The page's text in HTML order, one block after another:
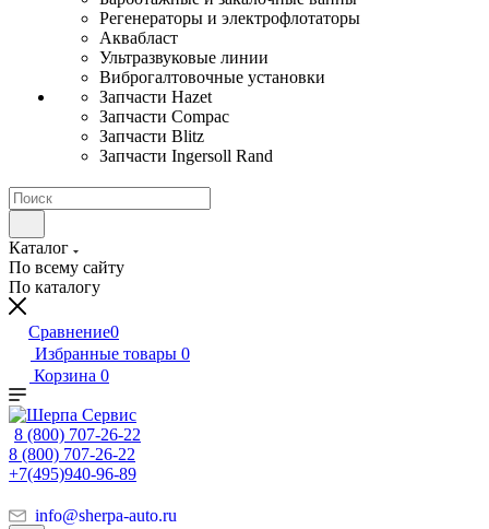
Регенераторы и электрофлотаторы
Аквабласт
Ультразвуковые линии
Виброгалтовочные установки
Запчасти Hazet
Запчасти Compac
Запчасти Blitz
Запчасти Ingersoll Rand
Каталог
По всему сайту
По каталогу
Сравнение0
Избранные товары 0
Корзина 0
8 (800) 707-26-22
8 (800) 707-26-22
+7(495)940-96-89
info@sherpa-auto.ru